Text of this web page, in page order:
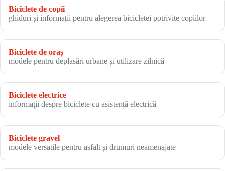
Biciclete de copii
ghiduri și informații pentru alegerea bicicletei potrivite copiilor
Biciclete de oraș
modele pentru deplasări urbane și utilizare zilnică
Biciclete electrice
informații despre biciclete cu asistență electrică
Biciclete gravel
modele versatile pentru asfalt și drumuri neamenajate